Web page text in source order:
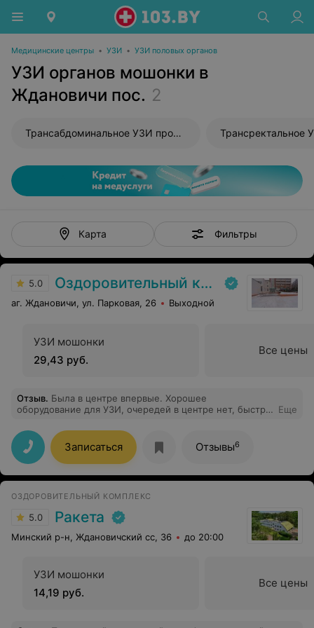
Медицинские центры • УЗИ • УЗИ половых органов
УЗИ органов мошонки в
Ждановичи пос. 2
Трансабдоминальное УЗИ простаты Трансректальное
Карта Фильтры
5.0 Оздоровительный комплекс Центра подготовки кадров Минлесхоза
аг. Ждановичи, ул. Парковая, 26 Выходной
УЗИ мошонки
29,43 руб.
Все цены
Отзыв. Была в центре впервые. Хорошее
оборудование для УЗИ, очередей в центре нет, быстро
Обслуживание 10/10.
Еще
Записаться Отзывы6
ОЗДОРОВИТЕЛЬНЫЙ КОМПЛЕКС
5.0 Ракета
Минский р-н, Ждановичский сс, 36 до 20:00
УЗИ мошонки
14,19 руб.
Все цены